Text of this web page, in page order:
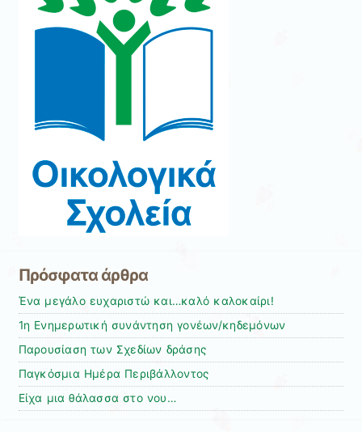
Πρόσφατα άρθρα
Ένα μεγάλο ευχαριστώ και…καλό καλοκαίρι!
1η Ενημερωτική συνάντηση γονέων/κηδεμόνων
Παρουσίαση των Σχεδίων δράσης
Παγκόσμια Ημέρα Περιβάλλοντος
Είχα μια θάλασσα στο νου…